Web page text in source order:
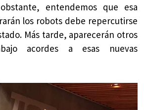
entendemos que esa
los robots debe repercutirse
Más tarde, aparecerán otros
acordes a esas nuevas